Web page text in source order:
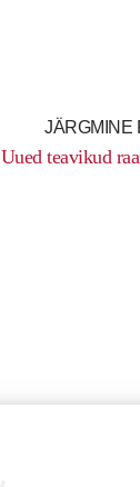
JÄRGMINE
Uued teavikud